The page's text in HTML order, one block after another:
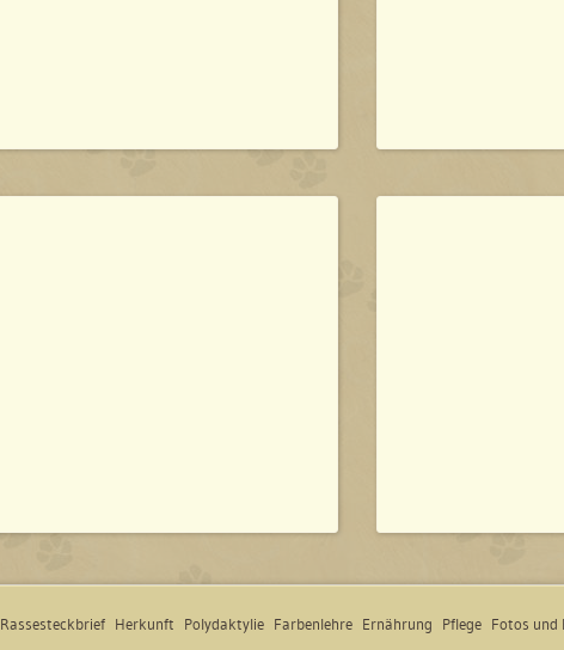
Rassesteckbrief Herkunft Polydaktylie Farbenlehre Ernährung Pflege Fotos und